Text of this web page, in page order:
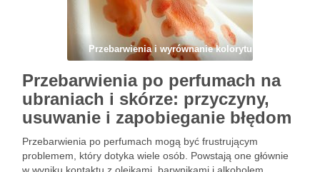
Przebarwienia i wyrównanie kolorytu
Przebarwienia po perfumach na
ubraniach i skórze: przyczyny,
usuwanie i zapobieganie błędom
Przebarwienia po perfumach mogą być frustrującym
problemem, który dotyka wiele osób. Powstają one głównie